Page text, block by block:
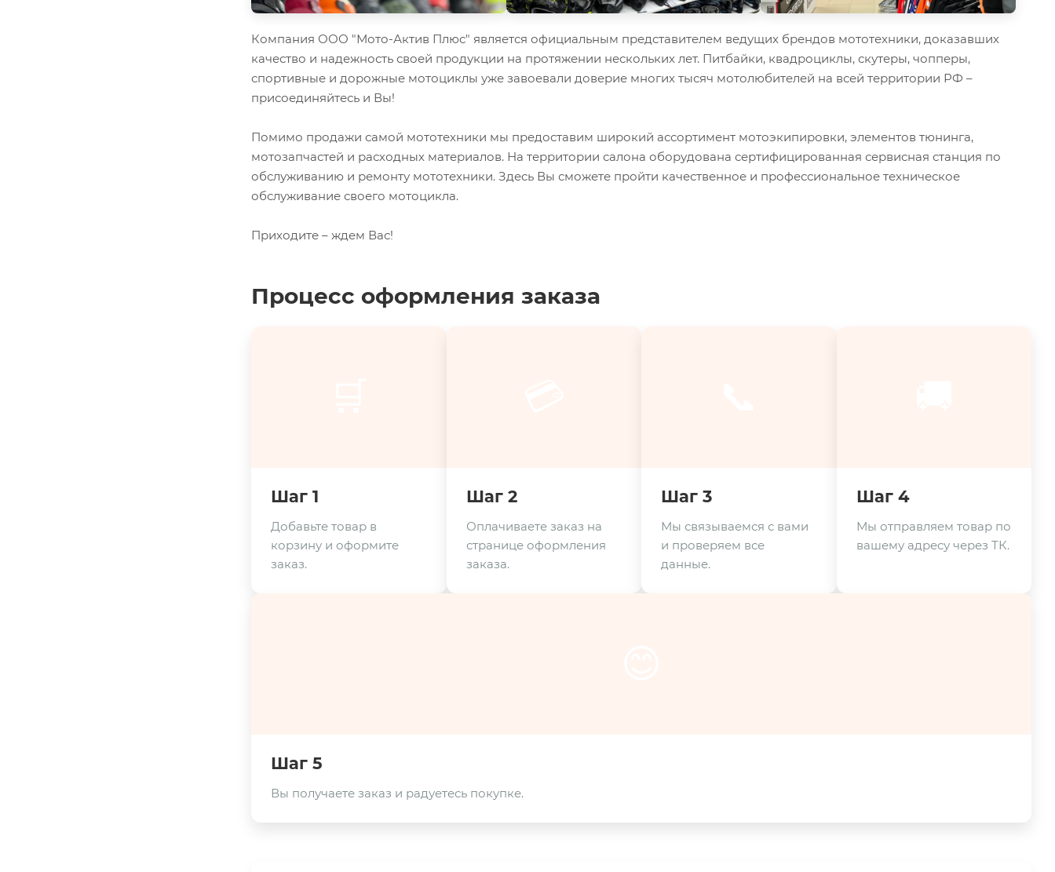
Компания ООО "Мото-Актив Плюс" является официальным представителем ведущих брендов мототехники, доказавших
качество и надежность своей продукции на протяжении нескольких лет. Питбайки, квадроциклы, скутеры, чопперы,
спортивные и дорожные мотоциклы уже завоевали доверие многих тысяч мотолюбителей на всей территории РФ –
присоединяйтесь и Вы!
Помимо продажи самой мототехники мы предоставим широкий ассортимент мотоэкипировки, элементов тюнинга,
мотозапчастей и расходных материалов. На территории салона оборудована сертифицированная сервисная станция по
обслуживанию и ремонту мототехники. Здесь Вы сможете пройти качественное и профессиональное техническое
обслуживание своего мотоцикла.
Приходите – ждем Вас!
Процесс оформления заказа
Шаг 1
Добавьте товар в
корзину и оформите
заказ.
Шаг 2
Оплачиваете заказ на
странице оформления
заказа.
Шаг 3
Мы связываемся с вами
и проверяем все
данные.
Шаг 4
Мы отправляем товар по
вашему адресу через ТК.
Шаг 5
Вы получаете заказ и радуетесь покупке.